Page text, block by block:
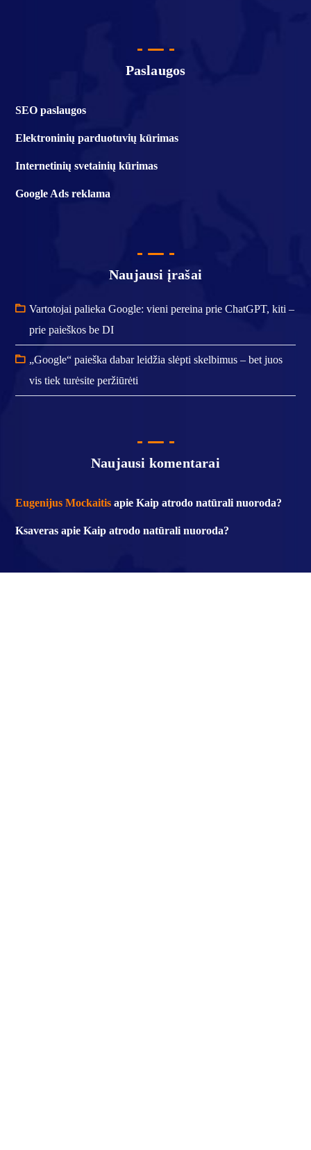
Paslaugos
SEO paslaugos
Elektroninių parduotuvių kūrimas
Internetinių svetainių kūrimas
Google Ads reklama
Naujausi įrašai
Vartotojai palieka Google: vieni pereina prie ChatGPT, kiti –
prie paieškos be DI
„Google“ paieška dabar leidžia slėpti skelbimus – bet juos
vis tiek turėsite peržiūrėti
Naujausi komentarai
Eugenijus Mockaitis apieKaip atrodo natūrali nuoroda?
Ksaveras apieKaip atrodo natūrali nuoroda?